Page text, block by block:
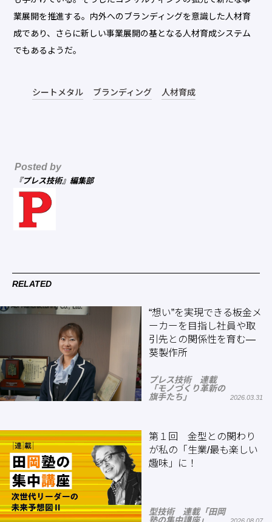
業展開を推進する。内外へのブランディングを意識した人材育
成であり、さらに新しい事業展開の基となる人材育成システム
でもあるようだ。
シートメタル ブランディング 人材育成
Posted by
『プレス技術』編集部
RELATED
“想い”を実現できる板金メ
ーカーを目指し社員や取
引先との関係性を育む―
葵製作所
プレス技術 連載
「モノづくり革新の
旗手たち」
2026.03.31
第１回 金型との関わり
が私の「生業/最も楽しい
趣味」に！
型技術 連載「田岡
塾の集中講座」